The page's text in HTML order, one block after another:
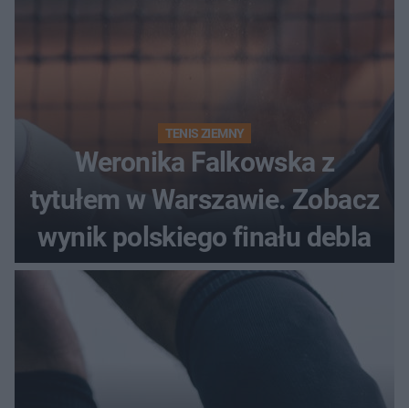
TENIS ZIEMNY
Weronika Falkowska z
tytułem w Warszawie. Zobacz
wynik polskiego finału debla